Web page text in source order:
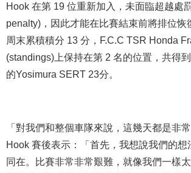
Hook 在第 19 位重新加入，未面臨超越處
penalty)，因此才能在比賽結束前將排位恢
周末累積積分 13 分，F.C.C TSR Honda
(standings)上保持在第 2 名的位置，共得
的Yosimura SERT 23分。
「對我們和整個車隊來說，這幾天都是非
Hook 賽後表示：「首先，我想說我們的想
同在。比賽非常非常艱難，就像我們一樣